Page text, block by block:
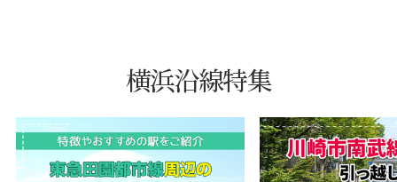
横浜沿線特集